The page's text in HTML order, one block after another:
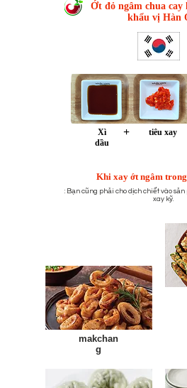
Ớt đỏ ngâm chua cay
khẩu vị Hàn
Xì
dầu
+ tiêu xay
Khi xay ớt ngâm
​: Bạn cũng phải cho dịch chiết vào
xay kỹ.
makchan
g